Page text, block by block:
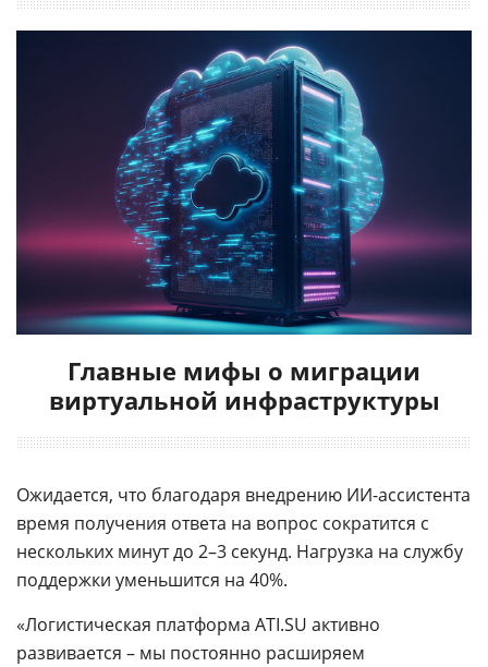
Главные мифы о миграции
виртуальной инфраструктуры
Ожидается, что благодаря внедрению ИИ-ассистента
время получения ответа на вопрос сократится с
нескольких минут до 2–3 секунд. Нагрузка на службу
поддержки уменьшится на 40%.
«Логистическая платформа ATI.SU активно
развивается – мы постоянно расширяем